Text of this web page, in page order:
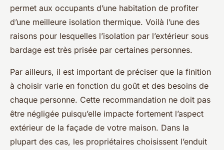
permet aux occupants d’une habitation de profiter
d’une meilleure isolation thermique. Voilà l’une des
raisons pour lesquelles l’isolation par l’extérieur sous
bardage est très prisée par certaines personnes.
Par ailleurs, il est important de préciser que la finition
à choisir varie en fonction du goût et des besoins de
chaque personne. Cette recommandation ne doit pas
être négligée puisqu’elle impacte fortement l’aspect
extérieur de la façade de votre maison. Dans la
plupart des cas, les propriétaires choisissent l’enduit